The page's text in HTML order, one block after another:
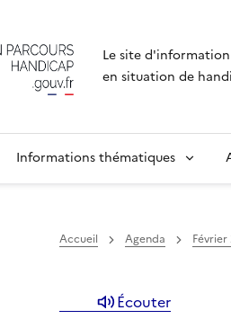
Le site
en situation de
Informations thématiques
Accueil Agenda Février
Écouter